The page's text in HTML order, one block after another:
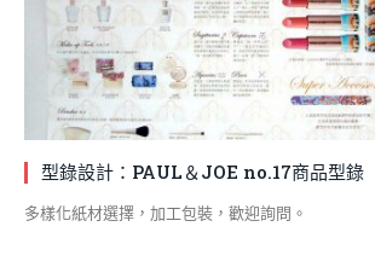
型錄設計：PAUL＆JOE no.17商品型錄
多樣化紙材選擇，加工包裝，歡迎詢問。